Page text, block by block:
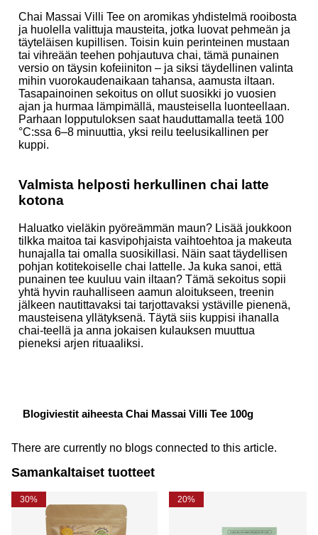
Chai Massai Villi Tee on aromikas yhdistelmä rooibosta
ja huolella valittuja mausteita, jotka luovat pehmeän ja
täyteläisen kupillisen. Toisin kuin perinteinen mustaan
tai vihreään teehen pohjautuva chai, tämä punainen
versio on täysin kofeiiniton – ja siksi täydellinen valinta
mihin vuorokaudenaikaan tahansa, aamusta iltaan.
Tasapainoinen sekoitus on ollut suosikki jo vuosien
ajan ja hurmaa lämpimällä, mausteisella luonteellaan.
Parhaan lopputuloksen saat hauduttamalla teetä 100
°C:ssa 6–8 minuuttia, yksi reilu teelusikallinen per
kuppi.
Valmista helposti herkullinen chai latte
kotona
Haluatko vieläkin pyöreämmän maun? Lisää joukkoon
tilkka maitoa tai kasvipohjaista vaihtoehtoa ja makeuta
hunajalla tai omalla suosikillasi. Näin saat täydellisen
pohjan kotitekoiselle chai lattelle. Ja kuka sanoi, että
punainen tee kuuluu vain iltaan? Tämä sekoitus sopii
yhtä hyvin rauhalliseen aamun aloitukseen, treenin
jälkeen nautittavaksi tai tarjottavaksi ystäville pienenä,
mausteisena yllätyksenä. Täytä siis kuppisi ihanalla
chai-teellä ja anna jokaisen kulauksen muuttua
pieneksi arjen rituaaliksi.
Blogiviestit aiheesta Chai Massai Villi Tee 100g
There are currently no blogs connected to this article.
Samankaltaiset tuotteet
30% 20%